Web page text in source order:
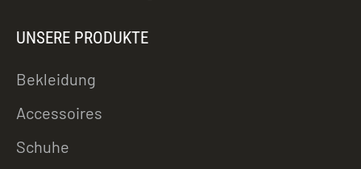
UNSERE PRODUKTE
Bekleidung
Accessoires
Schuhe